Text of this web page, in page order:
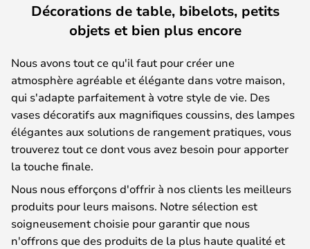
Décorations de table, bibelots, petits
objets et bien plus encore
Nous avons tout ce qu'il faut pour créer une
atmosphère agréable et élégante dans votre maison,
qui s'adapte parfaitement à votre style de vie. Des
vases décoratifs aux magnifiques coussins, des lampes
élégantes aux solutions de rangement pratiques, vous
trouverez tout ce dont vous avez besoin pour apporter
la touche finale.
Nous nous efforçons d'offrir à nos clients les meilleurs
produits pour leurs maisons. Notre sélection est
soigneusement choisie pour garantir que nous
n'offrons que des produits de la plus haute qualité et